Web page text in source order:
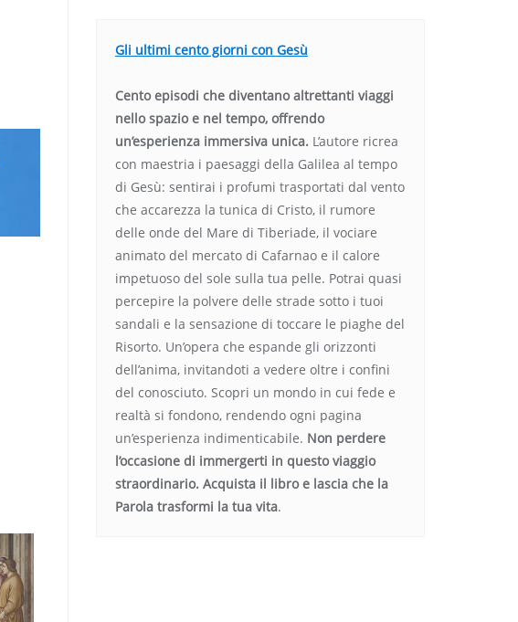
Gli ultimi cento giorni con Gesù
Cento episodi che diventano altrettanti viaggi
nello spazio e nel tempo, offrendo
un’esperienza immersiva unica. L’autore ricrea
con maestria i paesaggi della Galilea al tempo
di Gesù: sentirai i profumi trasportati dal vento
che accarezza la tunica di Cristo, il rumore
delle onde del Mare di Tiberiade, il vociare
animato del mercato di Cafarnao e il calore
impetuoso del sole sulla tua pelle. Potrai quasi
percepire la polvere delle strade sotto i tuoi
sandali e la sensazione di toccare le piaghe del
Risorto. Un’opera che espande gli orizzonti
dell’anima, invitandoti a vedere oltre i confini
del conosciuto. Scopri un mondo in cui fede e
realtà si fondono, rendendo ogni pagina
un’esperienza indimenticabile. Non perdere
l’occasione di immergerti in questo viaggio
straordinario. Acquista il libro e lascia che la
Parola trasformi la tua vita.